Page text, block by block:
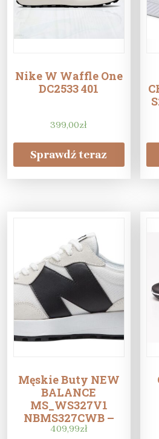
Nike W Waffle One
DC2533 401
399,00zł
Sprawdź teraz
Męskie Buty NEW
BALANCE
MS_WS327V1
NBMS327CWB –
Biały
409,99zł